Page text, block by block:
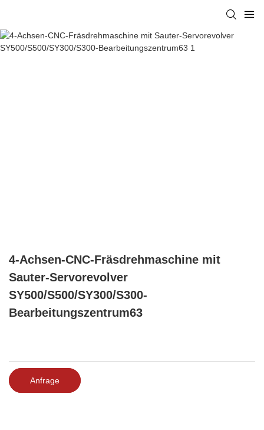
4-Achsen-CNC-Fräsdrehmaschine mit
Sauter-Servorevolver
SY500/S500/SY300/S300-
Bearbeitungszentrum63
Anfrage